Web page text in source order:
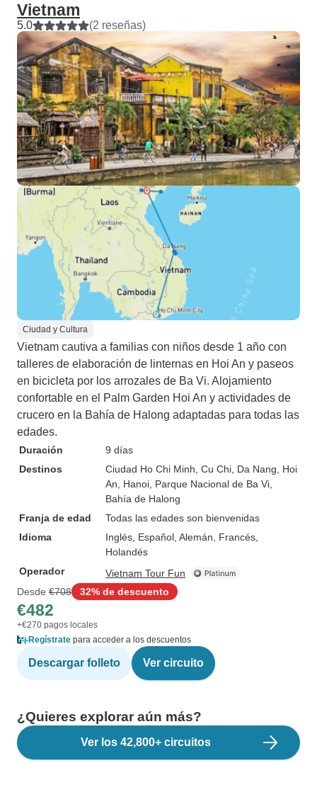
Vietnam
5.0 (2 reseñas)
Ciudad y Cultura
Vietnam cautiva a familias con niños desde 1 año con
talleres de elaboración de linternas en Hoi An y paseos
en bicicleta por los arrozales de Ba Vi. Alojamiento
confortable en el Palm Garden Hoi An y actividades de
crucero en la Bahía de Halong adaptadas para todas las
edades.
Duración
9 días
Destinos
Ciudad Ho Chi Minh , Cu Chi , Da Nang , Hoi
An , Hanoi , Parque Nacional de Ba Vi
Bahía de Halong
Franja de edad
Todas las edades son bienvenidas
Idioma
Inglés, Español, Alemán, Francés,
Holandés
Operador
Vietnam Tour Fun
Desde €708 32% de descuento
€482
+€270 pagos locales
Regístrate para acceder a los descuentos
Descargar folleto Ver circuito
¿Quieres explorar aún más?
Ver los 42,800+ circuitos